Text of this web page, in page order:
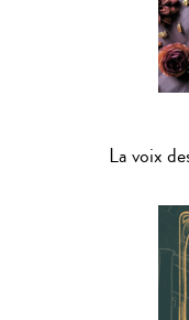
La voix